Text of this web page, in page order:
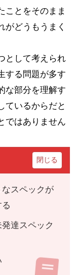
ことをそのまま
がどうもうまく
として考えられ
する問題が多す
な部分を理解す
ているからだと
ではありません
スペックが
達スペック